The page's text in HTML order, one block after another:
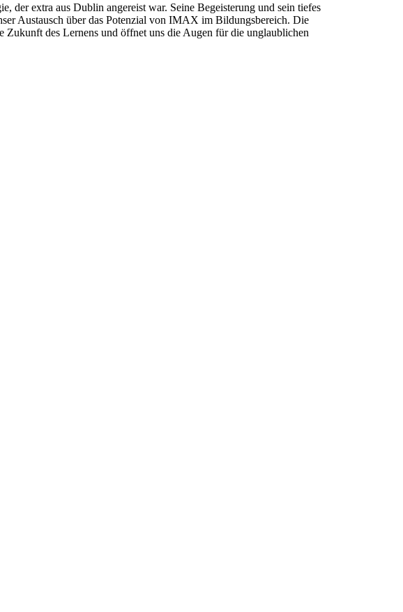
der extra aus Dublin angereist war. Seine Begeisterung und sein tiefes
Austausch über das Potenzial von IMAX im Bildungsbereich. Die
Zukunft des Lernens und öffnet uns die Augen für die unglaublichen